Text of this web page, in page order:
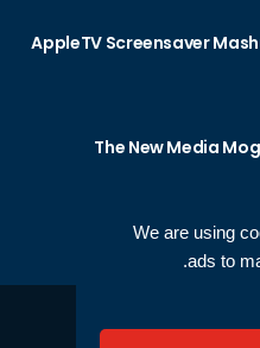
We are using
ads to
AppleTV Screensaver
The New Media